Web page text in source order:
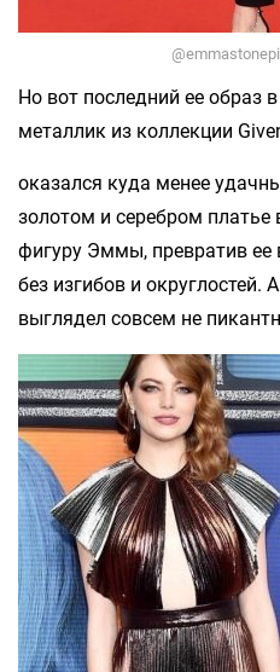
Но вот последний ее образ
металлик из коллекции
оказался куда менее
золотом и серебром платье
фигуру Эммы, превратив
без изгибов и
выглядел совсем не